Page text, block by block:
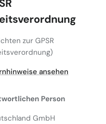
zur GPSR
ansehen
Person
GmbH